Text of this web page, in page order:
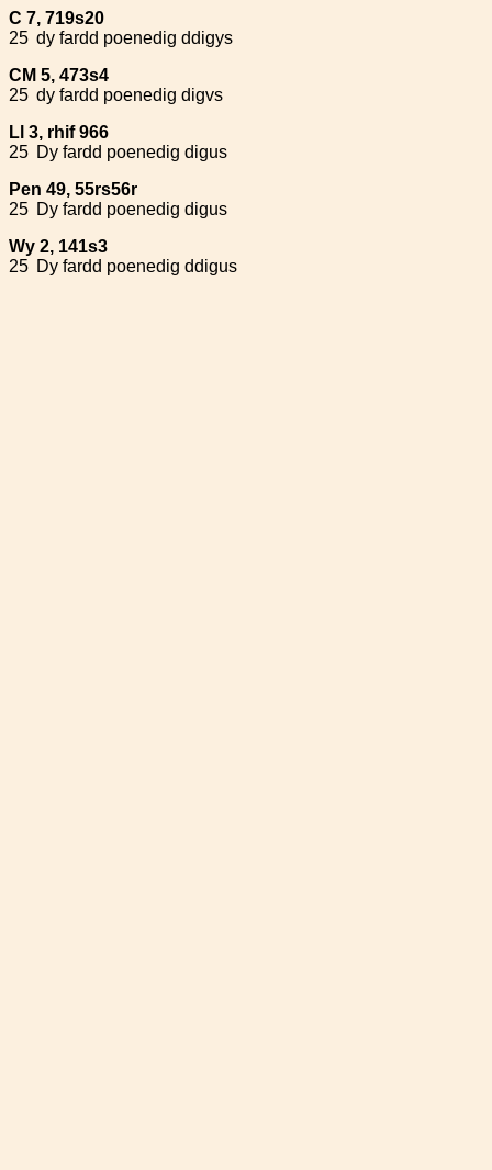
C 7, 719s20
25 dy fardd poenedig ddigys
CM 5, 473s4
25 dy fardd poenedig digvs
Ll 3, rhif 966
25 Dy fardd poenedig digus
Pen 49, 55rs56r
25 Dy fardd poenedig digus
Wy 2, 141s3
25 Dy fardd poenedig ddigus